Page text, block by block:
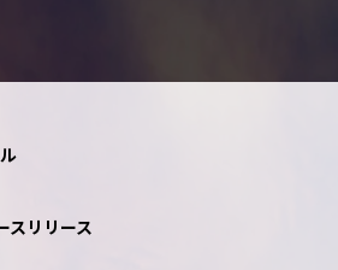
スリリース